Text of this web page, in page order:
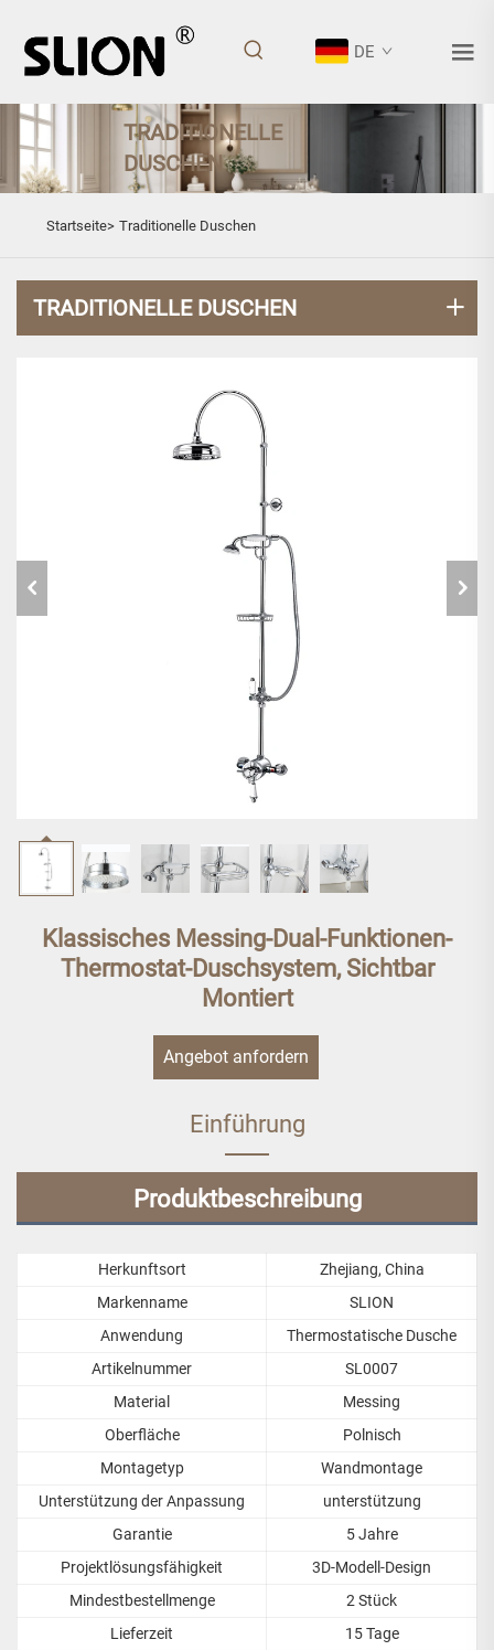
DE
TRADITIONELLE
DUSCHEN
Startseite> Traditionelle Duschen
TRADITIONELLE DUSCHEN
Klassisches Messing-Dual-Funktionen-
Thermostat-Duschsystem, Sichtbar
Montiert
Angebot anfordern
Einführung
Produktbeschreibung
Herkunftsort
Zhejiang, China
Markenname
SLION
Anwendung
Thermostatische Dusche
Artikelnummer
SL0007
Material
Messing
Oberfläche
Polnisch
Montagetyp
Wandmontage
Unterstützung der Anpassung
unterstützung
Garantie
5 Jahre
Projektlösungsfähigkeit
3D-Modell-Design
Mindestbestellmenge
2 Stück
Lieferzeit
15 Tage